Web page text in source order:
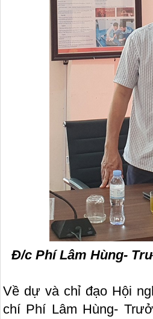
Đ/c Phí Lâm Hùng-
Về dự và chỉ đạo Hội
chí Phí Lâm Hùng-